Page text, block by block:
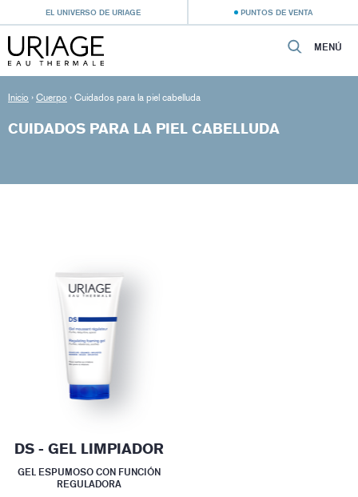
EL UNIVERSO DE URIAGE PUNTOS DE VENTA
MENÚ
Inicio › Cuerpo › Cuidados para la piel cabelluda
CUIDADOS PARA LA PIEL CABELLUDA
DS - GEL LIMPIADOR
GEL ESPUMOSO CON FUNCIÓN
REGULADORA